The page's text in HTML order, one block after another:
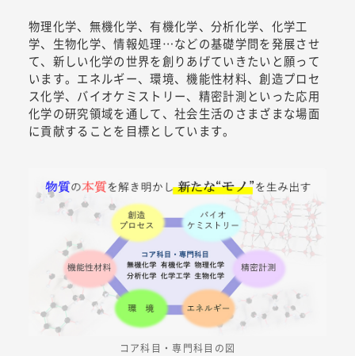
物理化学、無機化学、有機化学、分析化学、化学工
学、生物化学、情報処理…などの基礎学問を発展させ
て、新しい化学の世界を創りあげていきたいと願って
います。エネルギー、環境、機能性材料、創造プロセ
ス化学、バイオケミストリー、精密計測といった応用
化学の研究領域を通して、社会生活のさまざまな場面
に貢献することを目標としています。
コア科目・専門科目の図